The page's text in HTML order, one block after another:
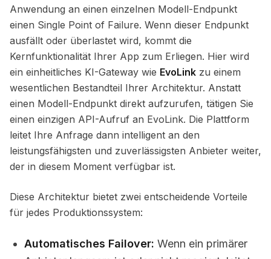
Anwendung an einen einzelnen Modell-Endpunkt
einen Single Point of Failure. Wenn dieser Endpunkt
ausfällt oder überlastet wird, kommt die
Kernfunktionalität Ihrer App zum Erliegen. Hier wird
ein einheitliches KI-Gateway wie EvoLink zu einem
wesentlichen Bestandteil Ihrer Architektur. Anstatt
einen Modell-Endpunkt direkt aufzurufen, tätigen Sie
einen einzigen API-Aufruf an EvoLink. Die Plattform
leitet Ihre Anfrage dann intelligent an den
leistungsfähigsten und zuverlässigsten Anbieter weiter,
der in diesem Moment verfügbar ist.
Diese Architektur bietet zwei entscheidende Vorteile
für jedes Produktionssystem:
Automatisches Failover: Wenn ein primärer